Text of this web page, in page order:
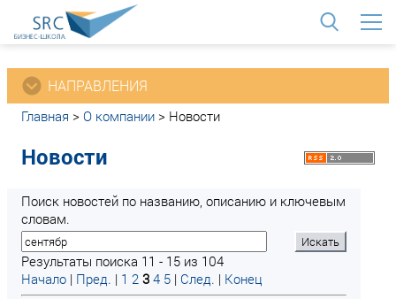
НАПРАВЛЕНИЯ
Главная > О компании > Новости
Новости
Поиск новостей по названию, описанию и ключевым
словам.
Результаты поиска 11 - 15 из 104
Начало | Пред. | 1 2 3 4 5 | След. | Конец